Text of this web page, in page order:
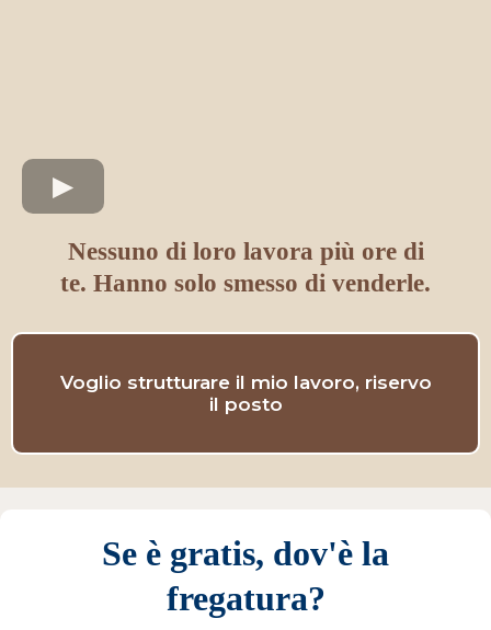
Nessuno di loro lavora più ore di
te. Hanno solo smesso di venderle.
Voglio strutturare il mio lavoro, riservo
il posto
Se è gratis, dov'è la
fregatura?